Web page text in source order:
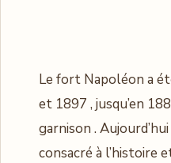
Le fort Napoléon a
et 1897 , jusqu’en
garnison .
consacré à l’histoire